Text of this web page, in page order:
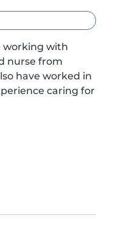
working with
nurse from
have worked in
caring for